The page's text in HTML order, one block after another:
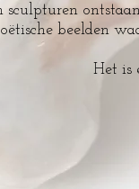
sculpturen
beelden
Het is